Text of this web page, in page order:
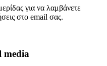
για να λαμβάνετε
στο email σας.
media